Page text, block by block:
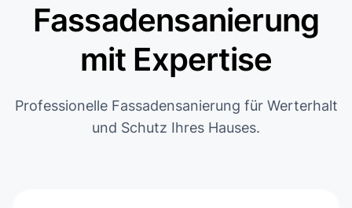
Fassadensanierung
mit Expertise
Professionelle Fassadensanierung für Werterhalt
und Schutz Ihres Hauses.